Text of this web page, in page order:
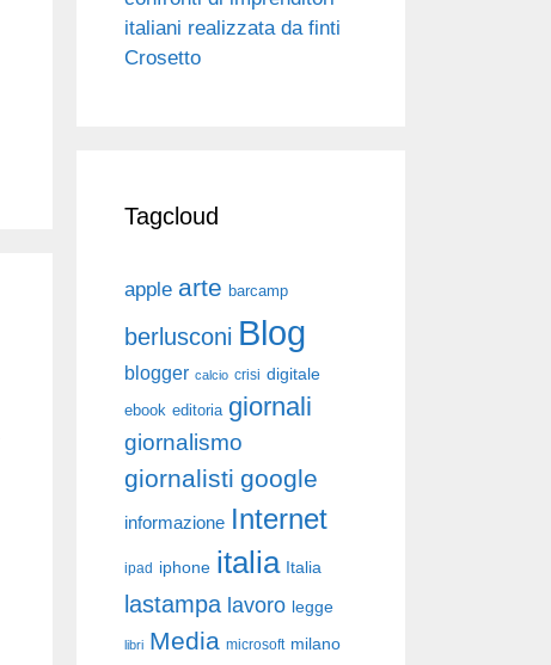
italiani realizzata da finti
Crosetto
Tagcloud
apple arte barcamp
berlusconi Blog
blogger calcio crisi digitale
ebook editoria giornali
giornalismo
giornalisti google
informazione Internet
ipad iphone italia Italia
lastampa lavoro legge
libri Media microsoft milano